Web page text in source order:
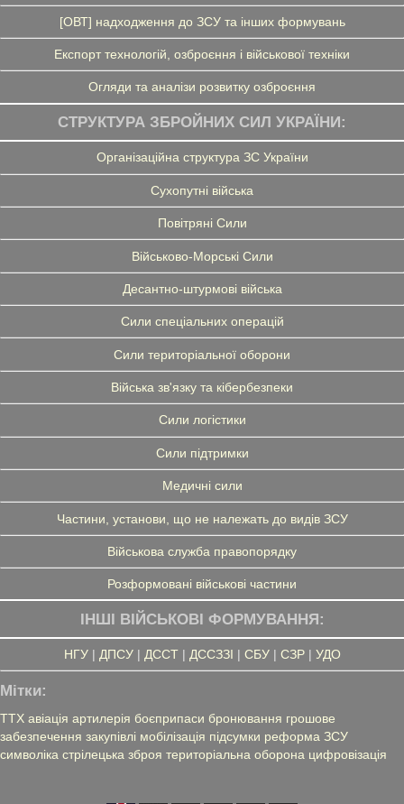
[ОВТ] надходження до ЗСУ та інших формувань
Експорт технологій, озброєння і військової техніки
Огляди та аналізи розвитку озброєння
СТРУКТУРА ЗБРОЙНИХ СИЛ УКРАЇНИ:
Організаційна структура ЗС України
Сухопутні війська
Повітряні Сили
Військово-Морські Сили
Десантно-штурмові війська
Сили спеціальних операцій
Сили територіальної оборони
Війська зв'язку та кібербезпеки
Сили логістики
Сили підтримки
Медичні сили
Частини, установи, що не належать до видів ЗСУ
Військова служба правопорядку
Розформовані військові частини
ІНШІ ВІЙСЬКОВІ ФОРМУВАННЯ:
НГУ| ДПСУ| ДССТ| ДССЗЗІ | СБУ| СЗР| УДО
Мітки:
ТТХ авіація артилерія боєприпаси бронювання грошове
забезпечення закупівлі мобілізація підсумки реформа ЗСУ
символіка стрілецька зброя територіальна оборона цифровізація